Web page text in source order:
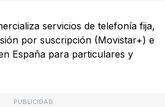
servicios de telefonía fija,
por suscripción (Movistar+) e
España para particulares y
PUBLICIDAD